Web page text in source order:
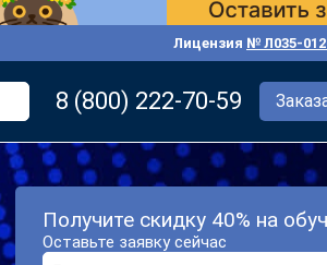
Лицензия № Л035-
8 (800) 222-70-59
Получите скидку 40% на
Оставьте заявку сейчас